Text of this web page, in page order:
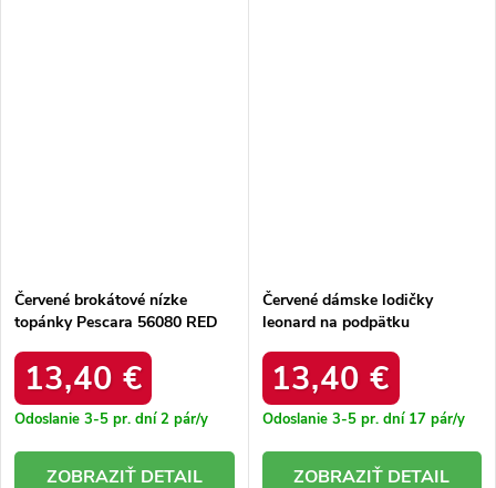
Červené brokátové nízke
topánky Pescara 56080 RED
13,40 €
Odoslanie 3-5 pr. dní2 pár/y
DETAIL
Červené dámske lodičky
leonard na podpätku
13,40 €
Odoslanie 3-5 pr. dní 17 pár/y
DETAIL